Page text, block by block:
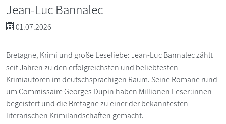
Jean-Luc Bannalec
01.07.2026
Bretagne, Krimi und große Leseliebe: Jean-Luc Bannalec zählt
seit Jahren zu den erfolgreichsten und beliebtesten
Krimiautoren im deutschsprachigen Raum. Seine Romane rund
um Commissaire Georges Dupin haben Millionen Leser:innen
begeistert und die Bretagne zu einer der bekanntesten
literarischen Krimilandschaften gemacht.